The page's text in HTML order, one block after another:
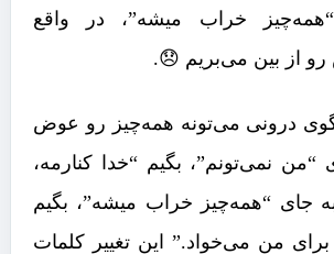
خراب میشه”، در واقع
از بین می‌بریم 😞.
درونی می‌تونه همه‌چیز رو عوض
“من نمی‌تونم”، بگیم “خدا کنارمه،
جای “همه‌چیز خراب میشه”، بگیم
برای من می‌خواد.” این تغییر کلمات